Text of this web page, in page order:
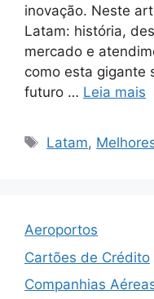
inovação. Neste
Latam: história,
mercado e
como esta gigante
futuro … Leia mais
Tags
Latam,
Aeroportos
Cartões de Crédito
Companhias